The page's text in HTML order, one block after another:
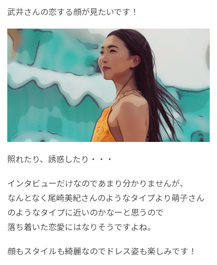
武井さんの恋する顔が見たいです！
照れたり、誘惑したり・・・
インタビューだけなのであまり分かりませんが、
なんとなく尾崎美紀さんのようなタイプより萌子さん
のようなタイプに近いのかなーと思うので
落ち着いた恋愛にはなりそうですよね。
顔もスタイルも綺麗なのでドレス姿も楽しみです！